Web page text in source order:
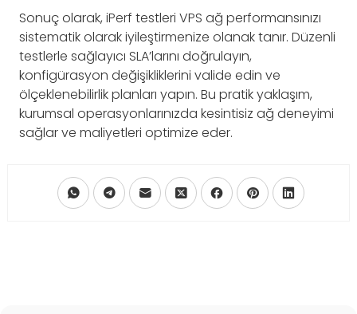
Sonuç olarak, iPerf testleri VPS ağ performansınızı
sistematik olarak iyileştirmenize olanak tanır. Düzenli
testlerle sağlayıcı SLA’larını doğrulayın,
konfigürasyon değişikliklerini valide edin ve
ölçeklenebilirlik planları yapın. Bu pratik yaklaşım,
kurumsal operasyonlarınızda kesintisiz ağ deneyimi
sağlar ve maliyetleri optimize eder.